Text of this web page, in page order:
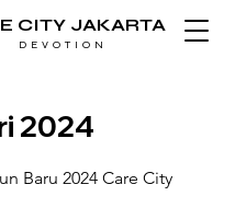
CITY JAKARTA
D E V O T I O N
2024
Baru 2024 Care City